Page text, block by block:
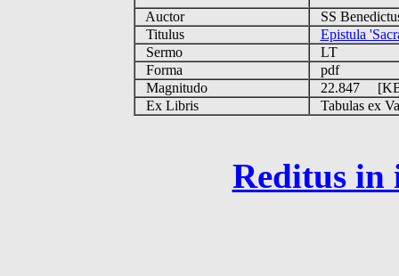
Auctor
SS
Titulus
Epistula
Sermo
LT
Forma
pdf
Magnitudo
22.847
Ex Libris
Tabulas ex
Reditus in